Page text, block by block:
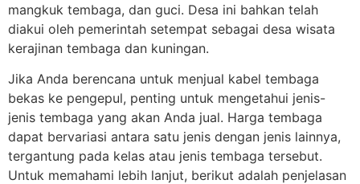
mangkuk tembaga, dan guci. Desa ini bahkan telah
diakui oleh pemerintah setempat sebagai desa wisata
kerajinan tembaga dan kuningan.
Jika Anda berencana untuk menjual kabel tembaga
bekas ke pengepul, penting untuk mengetahui jenis-
jenis tembaga yang akan Anda jual. Harga tembaga
dapat bervariasi antara satu jenis dengan jenis lainnya,
tergantung pada kelas atau jenis tembaga tersebut.
Untuk memahami lebih lanjut, berikut adalah penjelasan